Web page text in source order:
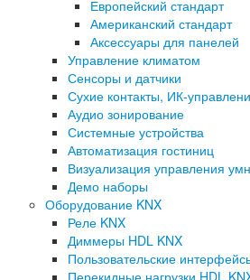
Европейский стандарт
Американский стандарт
Аксессуары для панелей
Управление климатом
Сенсоры и датчики
Сухие контакты, ИК-
Аудио зонирование
Системные устройства
Автоматизация гостиниц
Визуализация управления
Демо наборы
Оборудование KNX
Реле KNX
Диммеры HDL KNX
Пользовательские
Перекидные нагрузки HDL